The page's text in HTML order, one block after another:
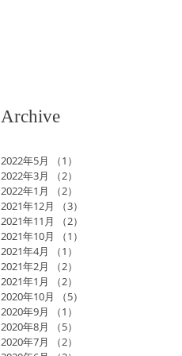
Archive
2022年5月 （1）
2022年3月
（2）
2022年1月
（2）
2021年12月
（3）
2021年11月
（2）
2021年10月
（1）
2021年4月
（1）
2021年2月
（2）
2021年1月
（2）
2020年10月
（5）
2020年9月
（1）
2020年8月
（5）
2020年7月
（2）